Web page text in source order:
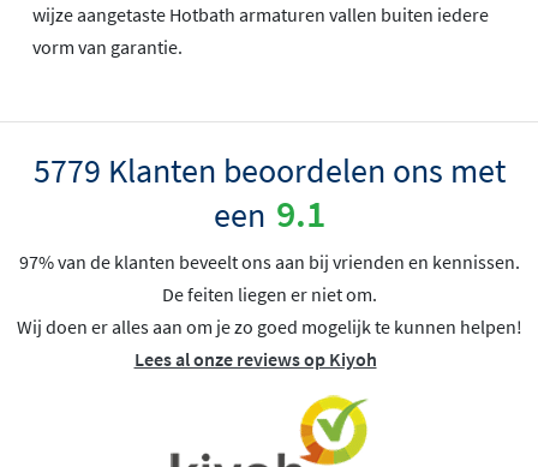
wijze aangetaste Hotbath armaturen vallen buiten iedere
vorm van garantie.
5779 Klanten beoordelen ons met
een 9.1
97% van de klanten beveelt ons aan bij vrienden en kennissen.
De feiten liegen er niet om.
Wij doen er alles aan om je zo goed mogelijk te kunnen helpen!
Lees al onze reviews op Kiyoh